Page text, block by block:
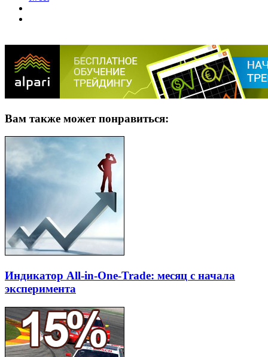
Вам также может понравиться:
Индикатор All-in-One-Trade: месяц с начала
эксперимента